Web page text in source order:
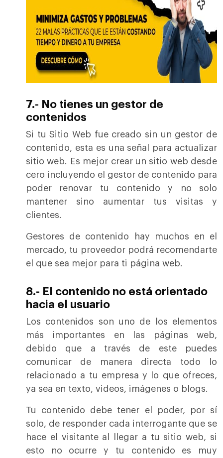
7.- No tienes un gestor de
contenidos
Si tu Sitio Web fue creado sin un gestor de
contenido, esta es una señal para actualizar
sitio web. Es mejor crear un sitio web desde
cero incluyendo el gestor de contenido para
poder renovar tu contenido y no solo
mantener sino aumentar tus visitas y
clientes.
Gestores de contenido hay muchos en el
mercado, tu proveedor podrá recomendarte
el que sea mejor para ti página web.
8.- El contenido no está orientado
hacia el usuario
Los contenidos son uno de los elementos
más importantes en las páginas web,
debido que a través de este puedes
comunicar de manera directa todo lo
relacionado a tu empresa y lo que ofreces,
ya sea en texto, videos, imágenes o blogs.
Tu contenido debe tener el poder, por sí
solo, de responder cada interrogante que se
hace el visitante al llegar a tu sitio web, si
esto no ocurre y tu contenido es muy